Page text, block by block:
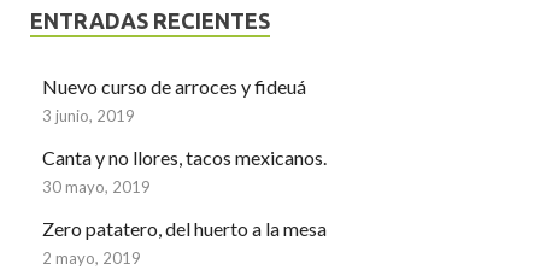
ENTRADAS RECIENTES
Nuevo curso de arroces y fideuá
3 junio, 2019
Canta y no llores, tacos mexicanos.
30 mayo, 2019
Zero patatero, del huerto a la mesa
2 mayo, 2019